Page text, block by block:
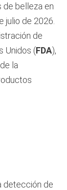
de belleza en
julio de 2026.
de
Unidos (FDA),
la
detección de